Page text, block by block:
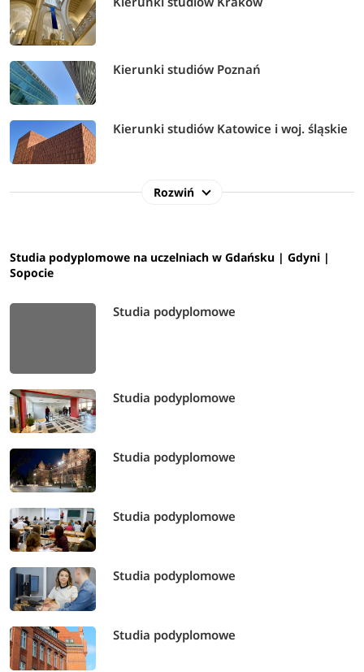
Kierunki studiów Poznań
Kierunki studiów Katowice i woj. śląskie
Rozwiń
Studia podyplomowe na uczelniach w Gdańsku | Gdyni |
Sopocie
Studia podyplomowe
Studia podyplomowe
Studia podyplomowe
Studia podyplomowe
Studia podyplomowe
Studia podyplomowe